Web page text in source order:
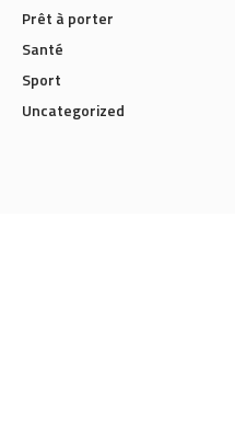
Prêt à porter
Santé
Sport
Uncategorized